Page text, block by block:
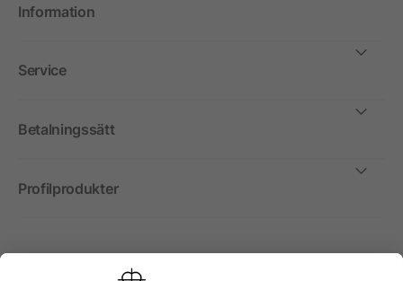
Information
Service
Betalningssätt
Profilprodukter
Internationellt